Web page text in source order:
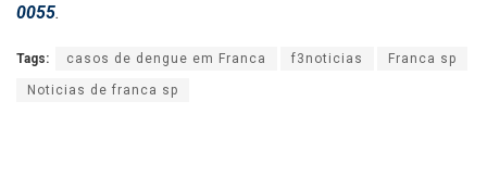
0055.
Tags: casos de dengue em Franca f3noticias Franca sp
Noticias de franca sp